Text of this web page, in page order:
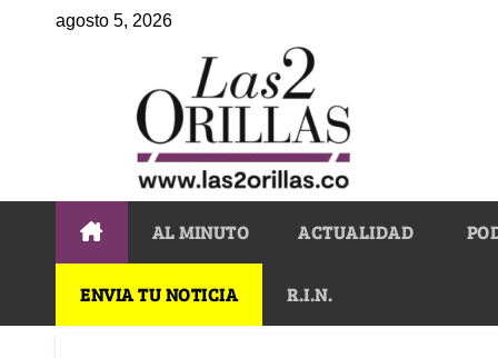
agosto 5, 2026
AL MINUTO ACTUALIDAD
ENVIA TU NOTICIA R.I.N.